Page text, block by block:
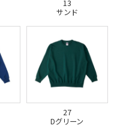
13
サンド
27
Dグリーン